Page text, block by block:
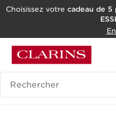
ALLER AU CONTENU
OUTIL D'ACCESSIBILITÉ
Choisissez votre cadeau de
Historique des recherches